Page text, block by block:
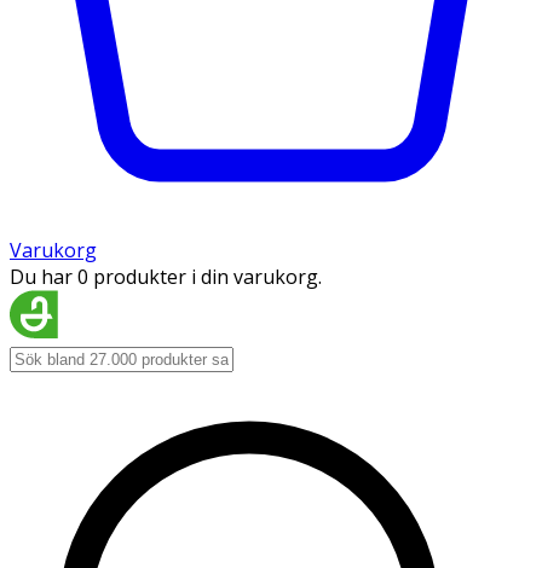
Varukorg
Du har 0 produkter i din varukorg.